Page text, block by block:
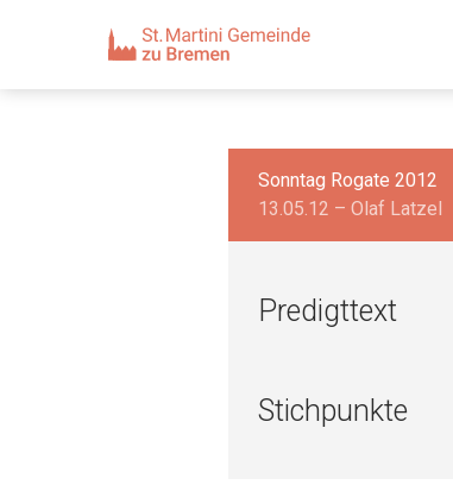
Sonntag Rogate 2012
13.05.12 – Olaf Latzel
Predigttext
Stichpunkte